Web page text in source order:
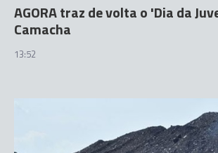
AGORA traz de volta o 'Dia da
Camacha
13:52